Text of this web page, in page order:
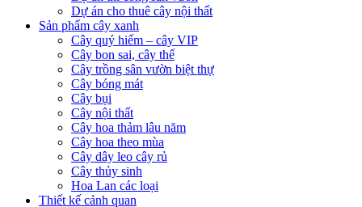
Dự án cho thuê cây nội thất
Sản phẩm cây xanh
Cây quý hiếm – cây VIP
Cây bon sai, cây thế
Cây trồng sân vườn biệt thự
Cây bóng mát
Cây bụi
Cây nội thất
Cây hoa thảm lâu năm
Cây hoa theo mùa
Cây dây leo cây rủ
Cây thủy sinh
Hoa Lan các loại
Thiết kế cảnh quan